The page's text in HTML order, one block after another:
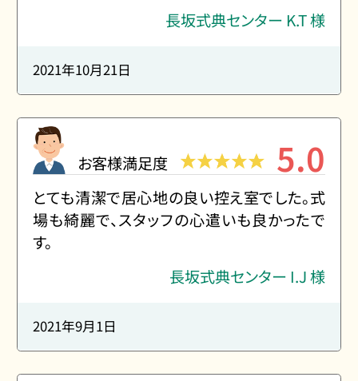
長坂式典センター K.T 様
2021年10月21日
お客様満足度 5.0
とても清潔で居心地の良い控え室でした。式
場も綺麗で、スタッフの心遣いも良かったで
す。
長坂式典センター I.J 様
2021年9月1日